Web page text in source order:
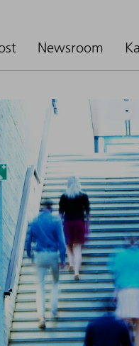
Newsroom